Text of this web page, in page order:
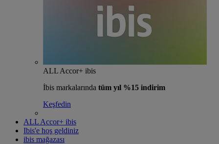
ALL Accor+ ibis
İbis markalarında tüm yıl %15 indirim
Keşfedin
ALL Accor+ ibis
Ibis'e hoş geldiniz
ibis mağazası